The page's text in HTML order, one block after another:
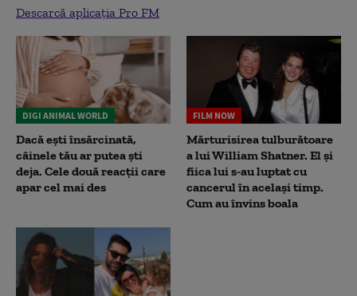
Descarcă aplicația Pro FM
DIGI ANIMAL WORLD
Dacă ești însărcinată,
câinele tău ar putea ști
deja. Cele două reacții care
apar cel mai des
FILM NOW
Mărturisirea tulburătoare
a lui William Shatner. El și
fiica lui s-au luptat cu
cancerul în același timp.
Cum au învins boala